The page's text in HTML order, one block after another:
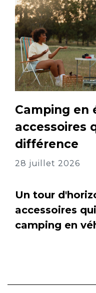
Camping en
accessoires
différence
28 juillet 2026
Un tour
accessoires
camping en